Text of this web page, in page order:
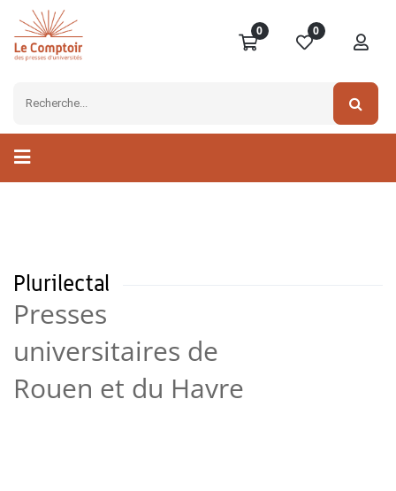
0 0
Plurilectal
Presses
universitaires de
Rouen et du Havre